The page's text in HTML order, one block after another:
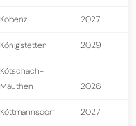
Kobenz 2027
Königstetten 2029
Kötschach-
Mauthen
2026
Köttmannsdorf 2027